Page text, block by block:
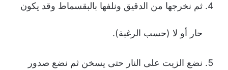
ثم نخرجها من الدقیق ونلفها بالبقسماط وقد یكون
حار أو لا (حسب الرغبة).
نضع الزیت على النار حتى یسخن ثم نضع صدور